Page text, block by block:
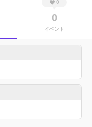
0
0
イベント